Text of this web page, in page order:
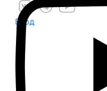
Вход